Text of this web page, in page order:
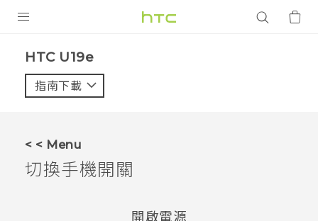
VIVE
HTC U19e‎
指南下載
< < Menu
切換手機開關
開啟電源